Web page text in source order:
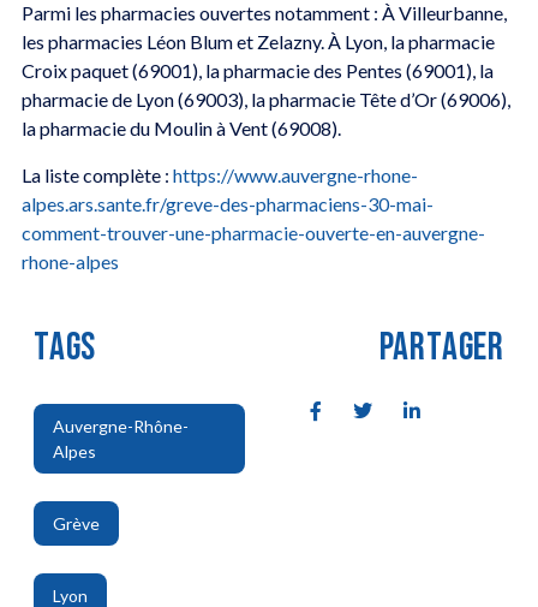
Parmi les pharmacies ouvertes notamment : À Villeurbanne,
les pharmacies Léon Blum et Zelazny. À Lyon, la pharmacie
Croix paquet (69001), la pharmacie des Pentes (69001), la
pharmacie de Lyon (69003), la pharmacie Tête d’Or (69006),
la pharmacie du Moulin à Vent (69008).
La liste complète : https://www.auvergne-rhone-
alpes.ars.sante.fr/greve-des-pharmaciens-30-mai-
comment-trouver-une-pharmacie-ouverte-en-auvergne-
rhone-alpes
TAGS
Auvergne-Rhône-
Alpes
,
Grève
,
Lyon
PARTAGER